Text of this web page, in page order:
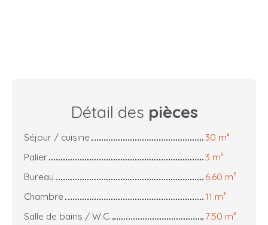
Détail des pièces
Séjour / cuisine
30 m²
Palier
3 m²
Bureau
6.60 m²
Chambre
11 m²
Salle de bains / W.C.
7.50 m²